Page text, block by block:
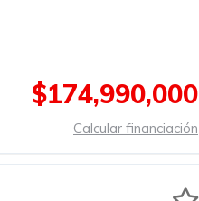
$174,990,000
Calcular financiación